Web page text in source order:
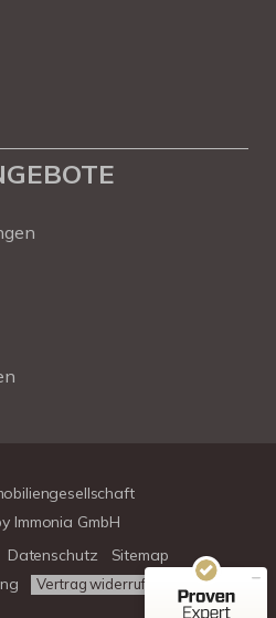
Immonia GmbH
Datenschutz
Sitemap
Vertrag widerrufen
SEHR GUT
4,78 / 5,00
39
Bewertungen auf
313